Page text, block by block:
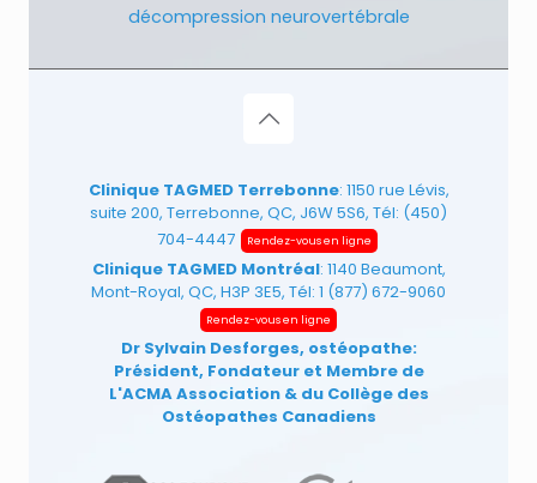
décompression neurovertébrale
Clinique TAGMED Terrebonne: 1150 rue Lévis,
suite 200, Terrebonne, QC, J6W 5S6, Tél: (450)
704-4447
Rendez-vous en ligne
Clinique TAGMED Montréal: 1140 Beaumont,
Mont-Royal, QC, H3P 3E5, Tél: 1 (877) 672-9060
Rendez-vous en ligne
Dr Sylvain Desforges, ostéopathe:
Président, Fondateur et Membre de
L'ACMA Association & du Collège des
Ostéopathes Canadiens